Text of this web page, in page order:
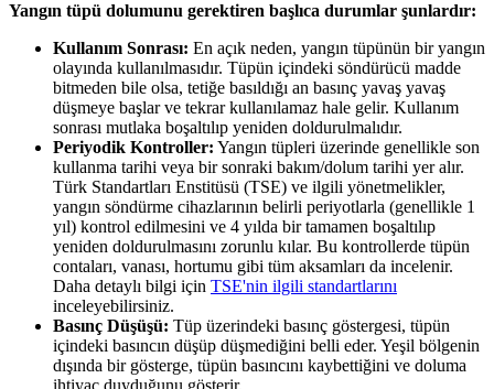
Yangın tüpü dolumunu gerektiren başlıca durumlar şunlardır:
Kullanım Sonrası: En açık neden, yangın tüpünün bir yangın
olayında kullanılmasıdır. Tüpün içindeki söndürücü madde
bitmeden bile olsa, tetiğe basıldığı an basınç yavaş yavaş
düşmeye başlar ve tekrar kullanılamaz hale gelir. Kullanım
sonrası mutlaka boşaltılıp yeniden doldurulmalıdır.
Periyodik Kontroller: Yangın tüpleri üzerinde genellikle son
kullanma tarihi veya bir sonraki bakım/dolum tarihi yer alır.
Türk Standartları Enstitüsü (TSE) ve ilgili yönetmelikler,
yangın söndürme cihazlarının belirli periyotlarla (genellikle 1
yıl) kontrol edilmesini ve 4 yılda bir tamamen boşaltılıp
yeniden doldurulmasını zorunlu kılar. Bu kontrollerde tüpün
contaları, vanası, hortumu gibi tüm aksamları da incelenir.
Daha detaylı bilgi için TSE'nin ilgili standartlarını
inceleyebilirsiniz.
Basınç Düşüşü: Tüp üzerindeki basınç göstergesi, tüpün
içindeki basıncın düşüp düşmediğini belli eder. Yeşil bölgenin
dışında bir gösterge, tüpün basıncını kaybettiğini ve doluma